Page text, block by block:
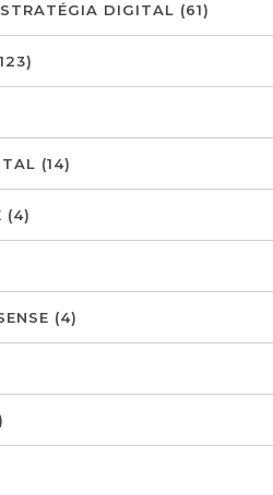
DIGITAL (61)
(14)
(4)
(4)